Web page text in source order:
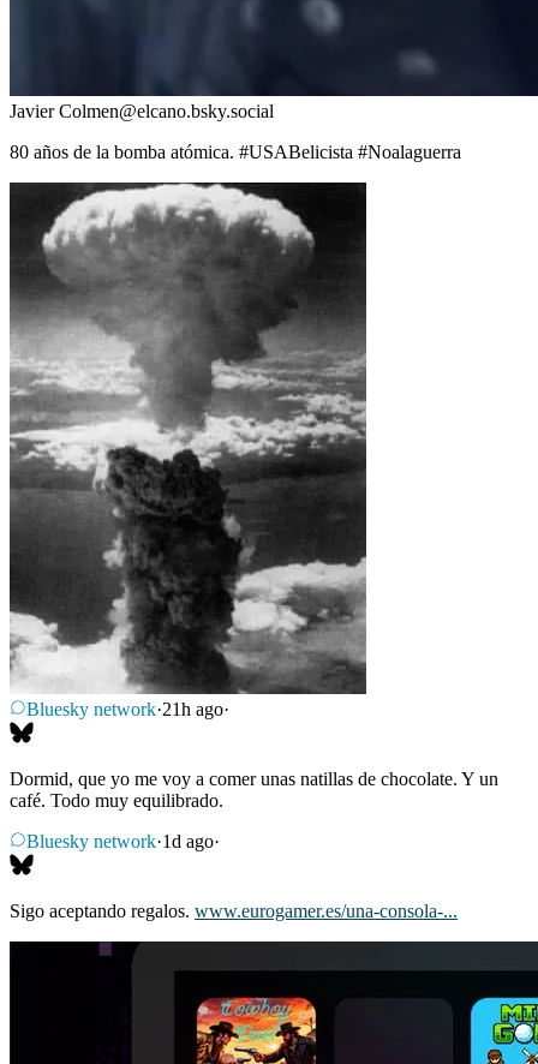
Javier Colmen@elcano.bsky.social
80 años de la bomba atómica. #USABelicista #Noalaguerra
Bluesky network·21h ago·
Dormid, que yo me voy a comer unas natillas de chocolate. Y un
café. Todo muy equilibrado.
Bluesky network·1d ago·
Sigo aceptando regalos. www.eurogamer.es/una-consola-...